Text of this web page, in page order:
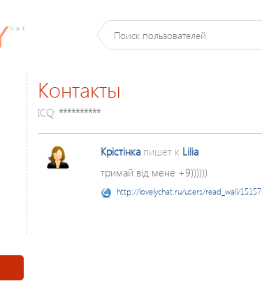
Контакты
ICQ: **********
Крістінка пишет к Lilia
тримай від мене +9))))))
http://lovelychat.ru/users/read_wall/15157